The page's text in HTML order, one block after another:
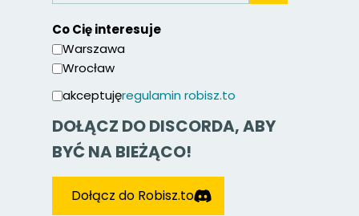
Co Cię interesuje
Warszawa
Wrocław
akceptujęregulamin robisz.to
DOŁĄCZ DO DISCORDA, ABY
BYĆ NA BIEŻĄCO!
Dołącz do Robisz.to